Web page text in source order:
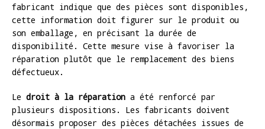
fabricant indique que des pièces sont disponibles,
cette information doit figurer sur le produit ou
son emballage, en précisant la durée de
disponibilité. Cette mesure vise à favoriser la
réparation plutôt que le remplacement des biens
défectueux.
Le droit à la réparation a été renforcé par
plusieurs dispositions. Les fabricants doivent
désormais proposer des pièces détachées issues de